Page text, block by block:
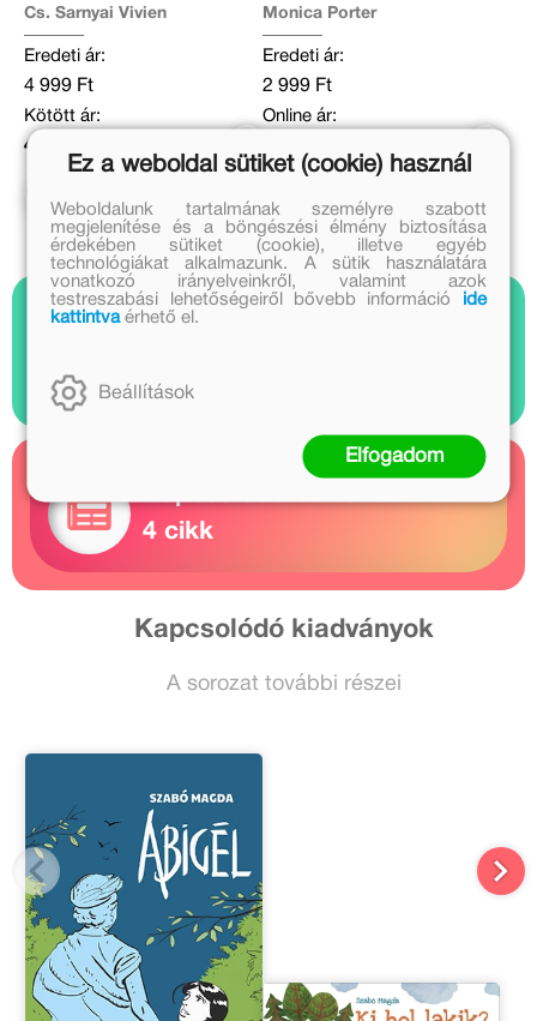
Cs. Sarnyai Vivien
Eredeti ár:
4 999 Ft
Kötött ár:
4 499 Ft
Monica Porter
Eredeti ár:
2 999 Ft
Online ár:
4 cikk
Kapcsolódó kiadványok
A sorozat további részei
Ez a weboldal sütiket (cookie) használ
Weboldalunk tartalmának személyre szabott
megjelenítése és a böngészési élmény biztosítása
érdekében sütiket (cookie), illetve egyéb
technológiákat alkalmazunk. A sütik használatára
vonatkozó irányelveinkről, valamint azok
testreszabási lehetőségeiről bővebb információ
ide
kattintvaérhető el.
Beállítások
Elfogadom